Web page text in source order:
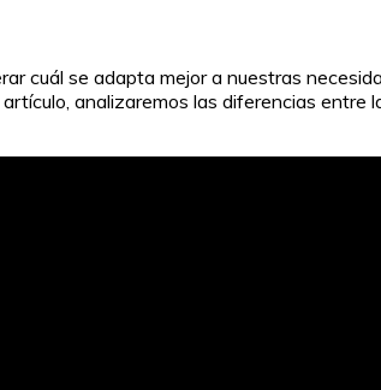
cuál se adapta mejor a nuestras
analizaremos las diferencias entre